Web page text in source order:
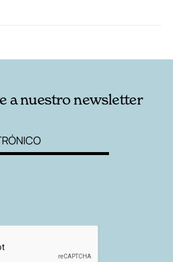
a nuestro newsletter